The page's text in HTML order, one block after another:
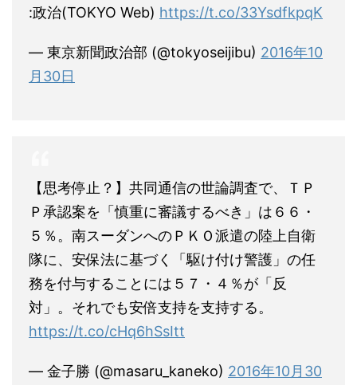
:政治(TOKYO Web) https://t.co/33YsdfkpqK
— 東京新聞政治部 (@tokyoseijibu) 2016年10
月30日
【思考停止？】共同通信の世論調査で、ＴＰ
Ｐ承認案を「慎重に審議するべき」は６６・
５％。南スーダンへのＰＫＯ派遣の陸上自衛
隊に、安保法に基づく「駆け付け警護」の任
務を付与することには５７・４％が「反
対」。それでも安倍支持を支持する。
https://t.co/cHq6hSsItt
— 金子勝 (@masaru_kaneko) 2016年10月30